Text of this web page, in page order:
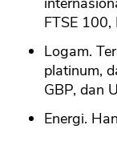
FTSE
Logam.
platinum,
GBP, dan
Energi.